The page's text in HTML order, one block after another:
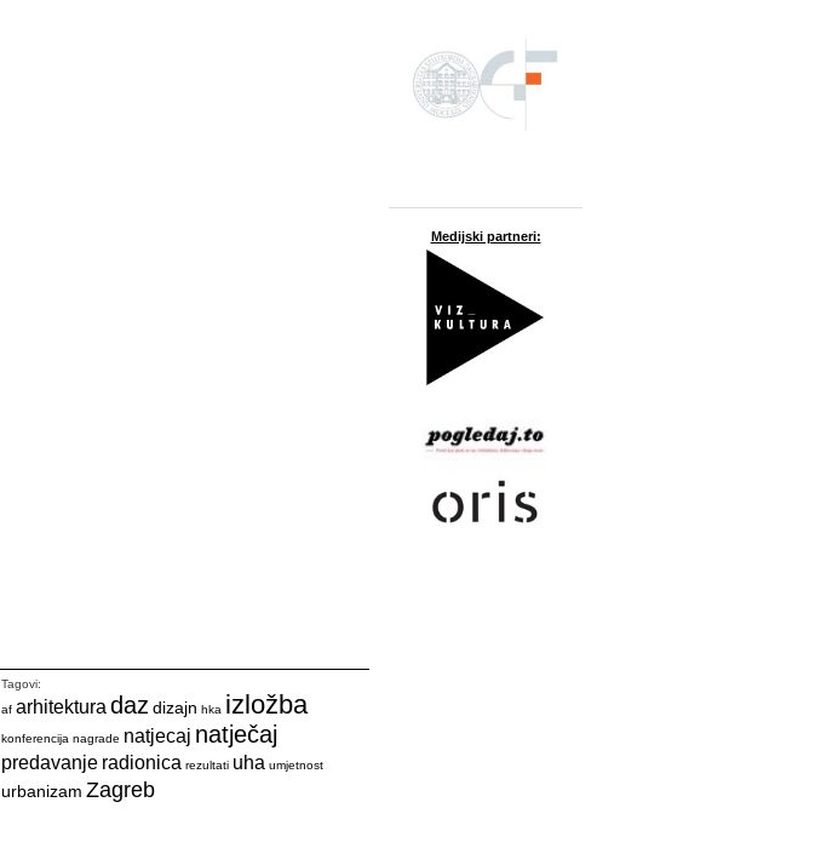
Medijski partneri:
Tagovi:
af arhitektura daz dizajn hka izložba
konferencija nagrade natjecaj natječaj
predavanje radionica rezultati uha umjetnost
urbanizam Zagreb